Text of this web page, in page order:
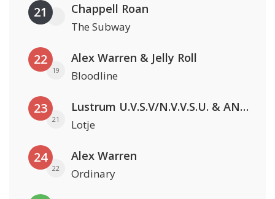
21 Chappell Roan
The Subway
22
19
Alex Warren & Jelly Roll
Bloodline
23
21
Lustrum U.V.S.V/N.V.V.S.U. & ANNO ONS & Jopke van Dobbenburgh & Roeland Beelen
Lotje
24
22
Alex Warren
Ordinary